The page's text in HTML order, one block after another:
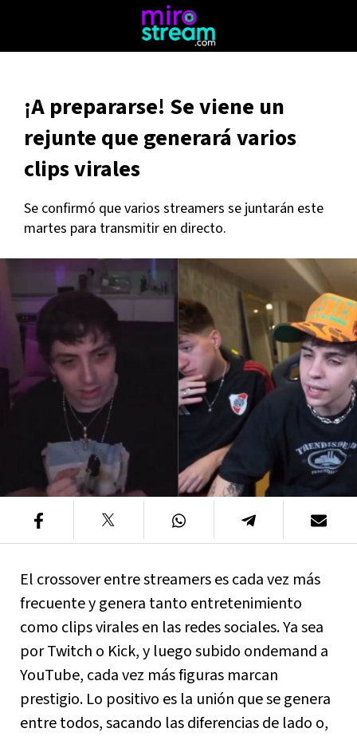
¡A prepararse! Se viene un
rejunte que generará varios
clips virales
Se confirmó que varios streamers se juntarán este
martes para transmitir en directo.
El crossover entre streamers es cada vez más
frecuente y genera tanto entretenimiento
como clips virales en las redes sociales. Ya sea
por Twitch o Kick, y luego subido ondemand a
YouTube, cada vez más figuras marcan
prestigio. Lo positivo es la unión que se genera
entre todos, sacando las diferencias de lado o,